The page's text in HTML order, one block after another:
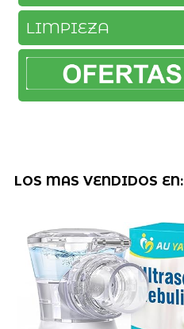
LIMPIEZA
LOS MAS VENDIDOS EN: